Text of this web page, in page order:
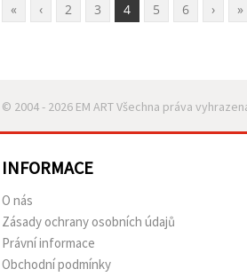
« ‹ 2 3 4 5 6 › »
© 2004 - 2026 EM ART Všechna práva
INFORMACE
O nás
Zásady ochrany osobních údajů
Právní informace
Obchodní podmínky